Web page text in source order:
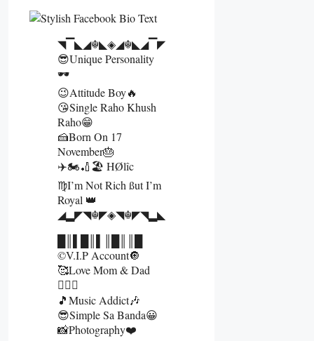
◥▔◣◢☬◣◈◢☬◣◢▔◤
😎Unique Personality
🕶️
😉Attitude Boy🔥
😘Single Raho Khush
Raho😁
🍰Born On 17
November🎂
✈️🏍️🏏🏖️ HØlîc
♍I’m Not Rich SSut I’m
Royal 👑
◢▂◤◥☬◤◈◥☬◤◥▂◣
©V.I.P Account🔘
🥰Love Mom & Dad
👩‍❤️‍👨
🎵Music Addict🎶
😎Simple Sa Banda😀
📸Photography❤️